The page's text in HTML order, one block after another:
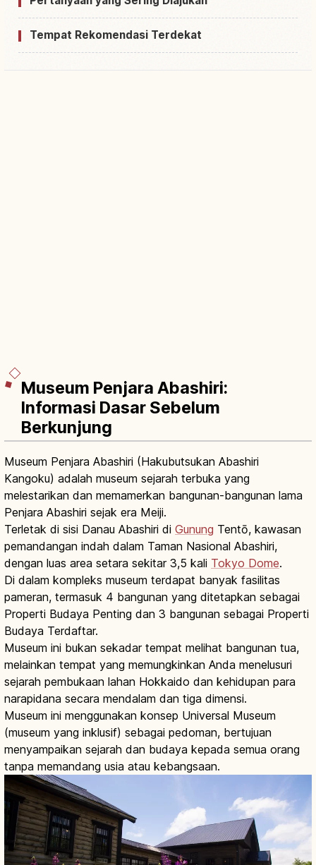
Tempat Rekomendasi Terdekat
Museum Penjara Abashiri:
Informasi Dasar Sebelum
Berkunjung
Museum Penjara Abashiri (Hakubutsukan Abashiri
Kangoku) adalah museum sejarah terbuka yang
melestarikan dan memamerkan bangunan-bangunan lama
Penjara Abashiri sejak era Meiji.
Terletak di sisi Danau Abashiri di Gunung Tentō, kawasan
pemandangan indah dalam Taman Nasional Abashiri,
dengan luas area setara sekitar 3,5 kali Tokyo Dome.
Di dalam kompleks museum terdapat banyak fasilitas
pameran, termasuk 4 bangunan yang ditetapkan sebagai
Properti Budaya Penting dan 3 bangunan sebagai Properti
Budaya Terdaftar.
Museum ini bukan sekadar tempat melihat bangunan tua,
melainkan tempat yang memungkinkan Anda menelusuri
sejarah pembukaan lahan Hokkaido dan kehidupan para
narapidana secara mendalam dan tiga dimensi.
Museum ini menggunakan konsep Universal Museum
(museum yang inklusif) sebagai pedoman, bertujuan
menyampaikan sejarah dan budaya kepada semua orang
tanpa memandang usia atau kebangsaan.